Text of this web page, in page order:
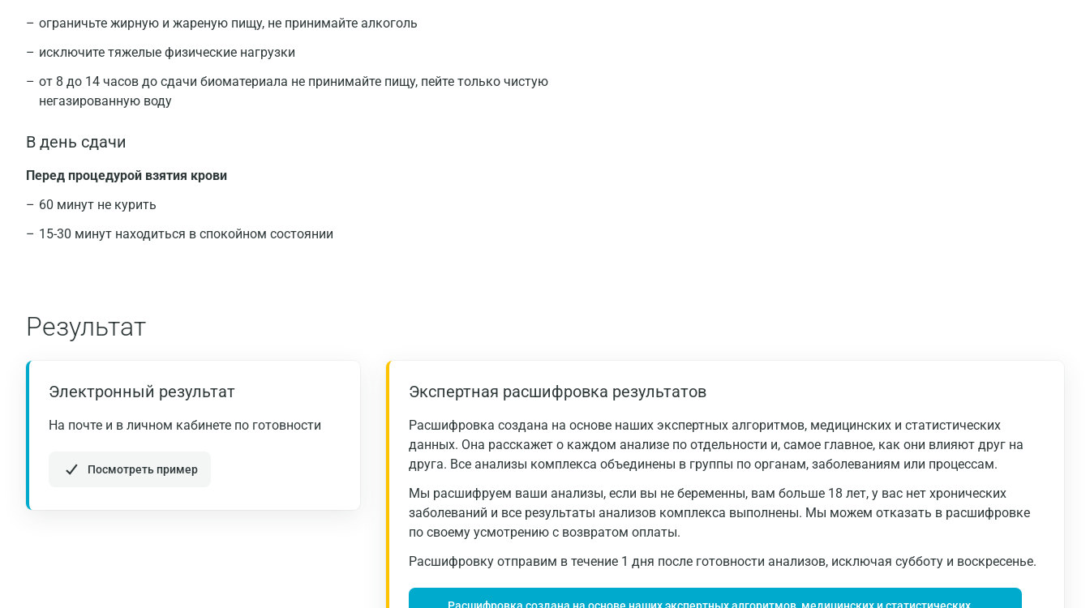
ограничьте жирную и жареную пищу, не принимайте алкоголь
исключите тяжелые физические нагрузки
от 8 до 14 часов до сдачи биоматериала не принимайте пищу, пейте только чистую
негазированную воду
В день сдачи
Перед процедурой взятия крови
60 минут не курить
15-30 минут находиться в спокойном состоянии
Результат
Электронный результат
На почте и в личном кабинете по готовности
Посмотреть пример
Экспертная расшифровка результатов
Расшифровка создана на основе наших экспертных алгоритмов, медицинских и статистических
данных. Она расскажет о каждом анализе по отдельности и, самое главное, как они влияют друг на
друга. Все анализы комплекса объединены в группы по органам, заболеваниям или процессам.
Мы расшифруем ваши анализы, если вы не беременны, вам больше 18 лет, у вас нет хронических
заболеваний и все результаты анализов комплекса выполнены. Мы можем отказать в расшифровке
по своему усмотрению с возвратом оплаты.
Расшифровку отправим в течение 1 дня после готовности анализов, исключая субботу и воскресенье.
Всеволожск
Иваново
Ивантеевка
Ижевск
Истра
Йошкар-Ола
Калининград